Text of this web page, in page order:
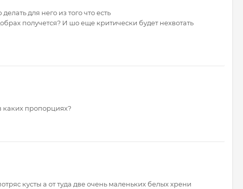
для него из того что есть
получется? И шо еще критически будет нехвотать
пропорциях?
кусты а от туда две очень маленьких белых хрени